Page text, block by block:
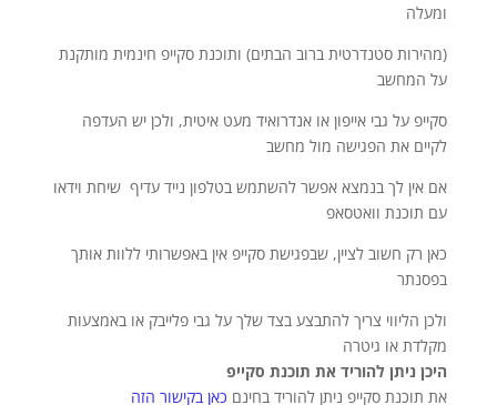
ומעלה
(מהירות סטנדרטית ברוב הבתים) ותוכנת סקייפ חינמית מותקנת
על המחשב
סקייפ על גבי אייפון או אנדרואיד מעט איטית, ולכן יש העדפה
לקיים את הפגישה מול מחשב
אם אין לך בנמצא אפשר להשתמש בטלפון נייד עדיף שיחת וידאו
עם תוכנת וואטסאפ
כאן רק חשוב לציין, שבפגישת סקייפ אין באפשרותי ללוות אותך
בפסנתר
ולכן הליווי צריך להתבצע בצד שלך על גבי פלייבק או באמצעות
מקלדת או גיטרה
היכן ניתן להוריד את תוכנת סקייפ
את תוכנת סקייפ ניתן להוריד בחינם כאן בקישור הזה